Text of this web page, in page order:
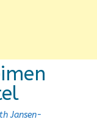
Jansen-